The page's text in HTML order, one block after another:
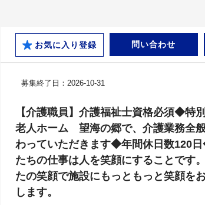
お気に入り登録 問い合わせ
募集終了日：2026-10-31
【介護職員】介護福祉士資格必須◆特
老人ホーム 望海の郷で、介護業務全
わっていただきます◆年間休日数120
たちの仕事は人を笑顔にすることです
たの笑顔で施設にもっともっと笑顔を
します。